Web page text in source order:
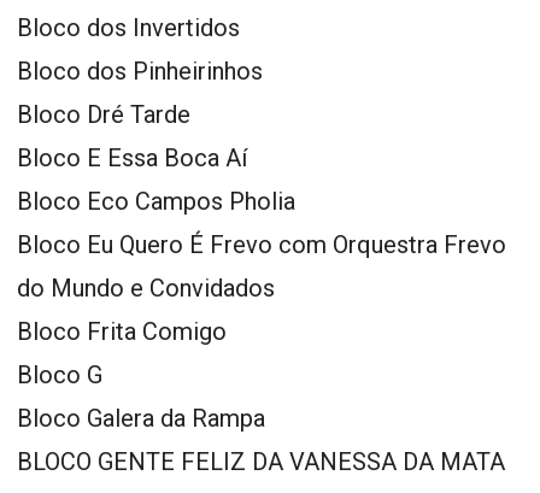
Bloco dos Invertidos
Bloco dos Pinheirinhos
Bloco Dré Tarde
Bloco E Essa Boca Aí
Bloco Eco Campos Pholia
Bloco Eu Quero É Frevo com Orquestra Frevo
do Mundo e Convidados
Bloco Frita Comigo
Bloco G
Bloco Galera da Rampa
BLOCO GENTE FELIZ DA VANESSA DA MATA